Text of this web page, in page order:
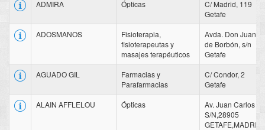
ADMIRA
Ópticas
C/ Madrid, 119
Getafe
ADOSMANOS
Fisioterapia,
fisioterapeutas y
masajes terapéuticos
Avda. Don Juan
de Borbón, s/n
Getafe
AGUADO GIL
Farmacias y
Parafarmacias
C/ Condor, 2
Getafe
ALAIN AFFLELOU
Ópticas
Av. Juan Carlos I,
S/N,28905
GETAFE,MADRID